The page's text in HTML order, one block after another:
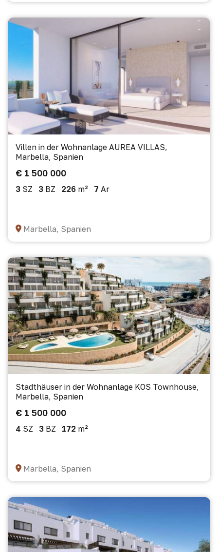
Villen in der Wohnanlage AUREA VILLAS,
Marbella, Spanien
€ 1 500 000
3 SZ 3 BZ 226 m² 7 Ar
Marbella, Spanien
Stadthäuser in der Wohnanlage KOS Townhouse,
Marbella, Spanien
€ 1 500 000
4 SZ 3 BZ 172 m²
Marbella, Spanien